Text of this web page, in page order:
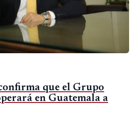
que el Grupo
en Guatemala a